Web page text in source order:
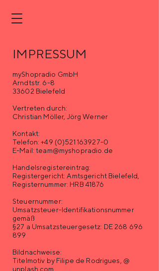
IMPRESSUM
myShopradio GmbH
Arndtstr. 6-8
33602 Bielefeld
Vertreten durch:
Christian Möller, Jörg Werner
Kontakt:
Telefon:+49 (0)521 163927-0
E-Mail:team@myshopradio.de
Handelsregistereintrag:
Registergericht: Amtsgericht Bielefeld,
Registernummer: HRB 41876
Steuernummer:
Umsatzsteuer-Identifikationsnummer
gemäß
§27 a Umsatzsteuergesetz: DE 268 696
899
Bildnachweise:
Titelmotiv by Filipe de Rodrigues, @
unplash.com